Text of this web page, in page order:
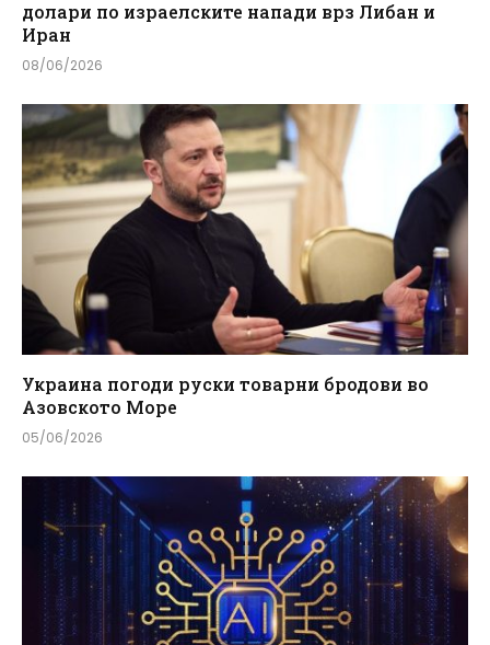
долари по израелските напади врз Либан и
Иран
08/06/2026
Украина погоди руски товарни бродови во
Азовското Море
05/06/2026